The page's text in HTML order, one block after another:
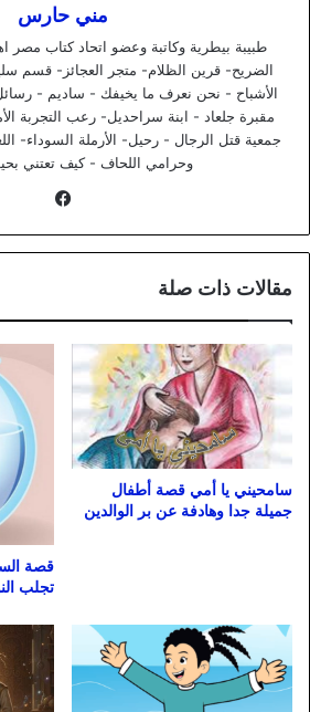
مني حارس
طبيبة بيطرية وكاتبة وعضو اتحاد كتاب مصر
الضريح- قرين الظلام- متجر العجائز- قسم
الأشباح - نحن نعرف ما يخيفك - ساديم -
مقبرة جلعاد - ابنة سراحديل- رعب التجربة
جمعية قتل الرجال - رحيل- الأرملة السوداء-
وحرامي اللحاف - كيف تعتني
مقالات ذات صلة
سامحيني يا أمي قصة أطفال
جميلة جدا وهادفة عن بر الوالدين
قصة
تجلب